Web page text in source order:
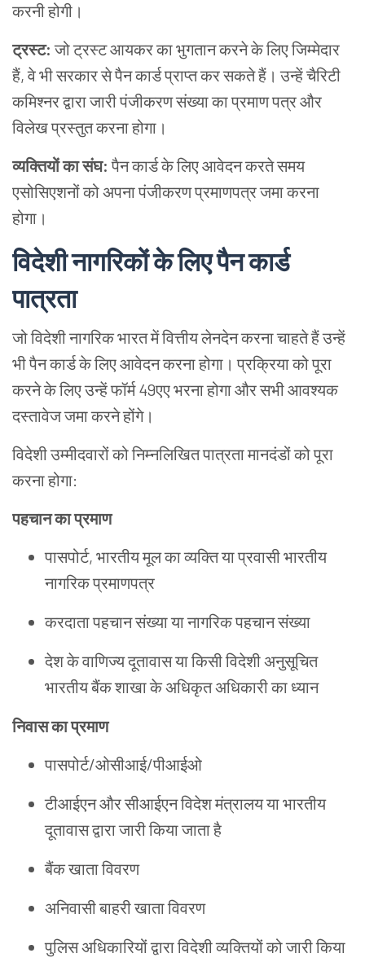
करनी होगी।
ट्रस्ट: जो ट्रस्ट आयकर का भुगतान करने के लिए जिम्मेदार
हैं, वे भी सरकार से पैन कार्ड प्राप्त कर सकते हैं। उन्हें चैरिटी
कमिश्नर द्वारा जारी पंजीकरण संख्या का प्रमाण पत्र और
विलेख प्रस्तुत करना होगा।
व्यक्तियोंकासंघ: पैन कार्ड के लिए आवेदन करते समय
एसोसिएशनों को अपना पंजीकरण प्रमाणपत्र जमा करना
होगा।
विदेशीनागरिकोंकेलिएपैनकार्ड
पात्रता
जो विदेशी नागरिक भारत में वित्तीय लेनदेन करना चाहते हैं उन्हें
भी पैन कार्ड के लिए आवेदन करना होगा। प्रक्रिया को पूरा
करने के लिए उन्हें फॉर्म 49एए भरना होगा और सभी आवश्यक
दस्तावेज जमा करने होंगे।
विदेशी उम्मीदवारों को निम्नलिखित पात्रता मानदंडों को पूरा
करना होगा:
पहचान का प्रमाण
पासपोर्ट, भारतीय मूल का व्यक्ति या प्रवासी भारतीय
नागरिक प्रमाणपत्र
करदाता पहचान संख्या या नागरिक पहचान संख्या
देश के वाणिज्य दूतावास या किसी विदेशी अनुसूचित
भारतीय बैंक शाखा के अधिकृत अधिकारी का ध्यान
निवासकाप्रमाण
पासपोर्ट/ओसीआई/पीआईओ
टीआईएन और सीआईएन विदेश मंत्रालय या भारतीय
दूतावास द्वारा जारी किया जाता है
बैंक खाता विवरण
अनिवासी बाहरी खाता विवरण
पुलिस अधिकारियों द्वारा विदेशी व्यक्तियों को जारी किया